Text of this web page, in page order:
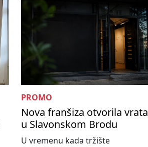
PROMO
Nova franšiza otvorila vrata
u Slavonskom Brodu
U vremenu kada tržište